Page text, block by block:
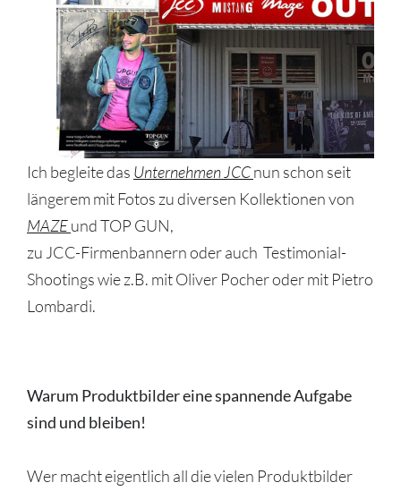
Ich begleite das Unternehmen JCCnun schon seit
längerem mit Fotos zu diversen Kollektionen von
MAZEund TOP GUN,
zu JCC-Firmenbannern oder auch Testimonial-
Shootings wie z.B. mit Oliver Pocher oder mit Pietro
Lombardi.
Warum Produktbilder eine spannende Aufgabe
sind und bleiben!
Wer macht eigentlich all die vielen Produktbilder